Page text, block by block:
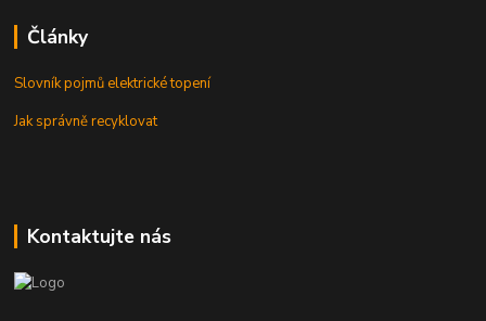
Články
Slovník pojmů elektrické topení
Jak správně recyklovat
Kontaktujte nás